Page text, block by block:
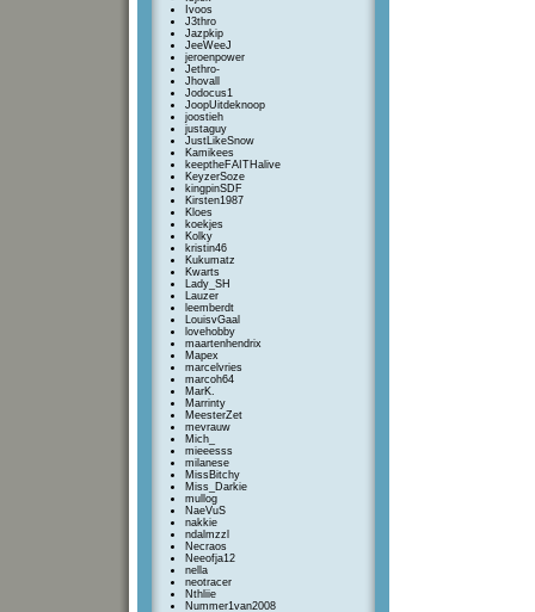
Ivoos
J3thro
Jazpkip
JeeWeeJ
jeroenpower
Jethro-
Jhovall
Jodocus1
JoopUitdeknoop
joostieh
justaguy
JustLikeSnow
Kamikees
keeptheFAITHalive
KeyzerSoze
kingpinSDF
Kirsten1987
Kloes
koekjes
Kolky
kristin46
Kukumatz
Kwarts
Lady_SH
Lauzer
leemberdt
LouisvGaal
lovehobby
maartenhendrix
Mapex
marcelvries
marcoh64
MarK.
Marrinty
MeesterZet
mevrauw
Mich_
mieeesss
milanese
MissBitchy
Miss_Darkie
mullog
NaeVuS
nakkie
ndalmzzl
Necraos
Neeofja12
nella
neotracer
Nthliie
Nummer1van2008